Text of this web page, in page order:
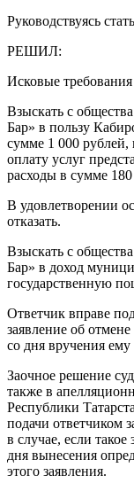
Руководствуясь
РЕШИЛ:
Исковые
Взыскать с
Бар» в пользу
сумме 1 000
оплату услуг
расходы в сумме
В удовлетворении
отказать.
Взыскать с
Бар» в доход
государственную
Ответчик вправе
заявление об
со дня вручения
Заочное решение
также в
Республики
подачи ответчиком
в случае, если
дня вынесения
этого заявления.